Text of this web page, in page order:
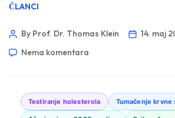
ČLANCI
By Prof. Dr. Thomas Klein
14. maj
Nema komentara
Testiranje holesterola Tumačenje krvne